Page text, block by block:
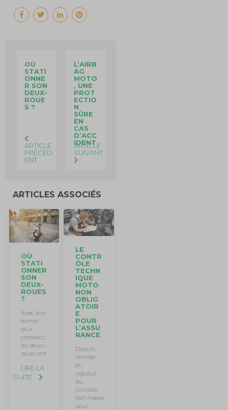
OÙ
STATI
ONNE
R SON
DEUX-
ROUE
S ?
ARTICLE
PRÉCÉD
ENT
L’AIRB
AG
MOTO
, UNE
PROT
ECTIO
N
SÛRE
EN
CAS
D’ACC
IDENT
ARTICLE
SUIVANT
ARTICLES ASSOCIÉS
OÙ
STATI
ONNER
SON
DEUX-
ROUES
?
Avec leur
format
plus
compact,
les deux-
roues ont
LIRE LA
SUITE
LE
CONTR
ÔLE
TECHN
IQUE
MOTO
NON
OBLIG
ATOIR
E
POUR
L’ASSU
RANCE
Depuis
l’entrée
en
vigueur
du
contrôle
technique
pour